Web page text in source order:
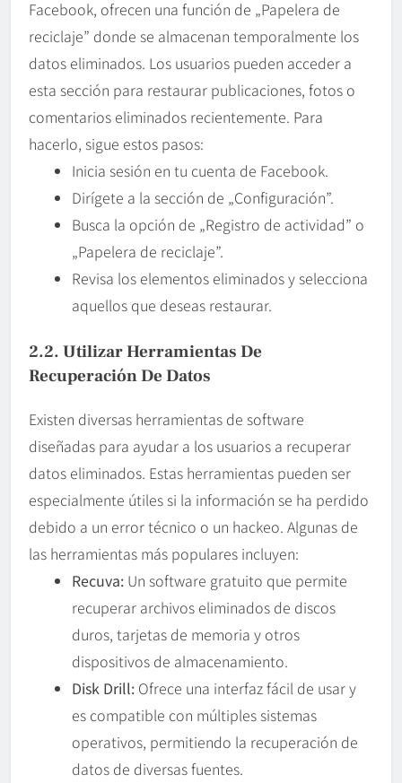
Facebook, ofrecen una función de „Papelera de
reciclaje” donde se almacenan temporalmente los
datos eliminados. Los usuarios pueden acceder a
esta sección para restaurar publicaciones, fotos o
comentarios eliminados recientemente. Para
hacerlo, sigue estos pasos:
Inicia sesión en tu cuenta de Facebook.
Dirígete a la sección de „Configuración”.
Busca la opción de „Registro de actividad” o
„Papelera de reciclaje”.
Revisa los elementos eliminados y selecciona
aquellos que deseas restaurar.
2.2. Utilizar Herramientas De
Recuperación De Datos
Existen diversas herramientas de software
diseñadas para ayudar a los usuarios a recuperar
datos eliminados. Estas herramientas pueden ser
especialmente útiles si la información se ha perdido
debido a un error técnico o un hackeo. Algunas de
las herramientas más populares incluyen:
Recuva: Un software gratuito que permite
recuperar archivos eliminados de discos
duros, tarjetas de memoria y otros
dispositivos de almacenamiento.
Disk Drill: Ofrece una interfaz fácil de usar y
es compatible con múltiples sistemas
operativos, permitiendo la recuperación de
datos de diversas fuentes.